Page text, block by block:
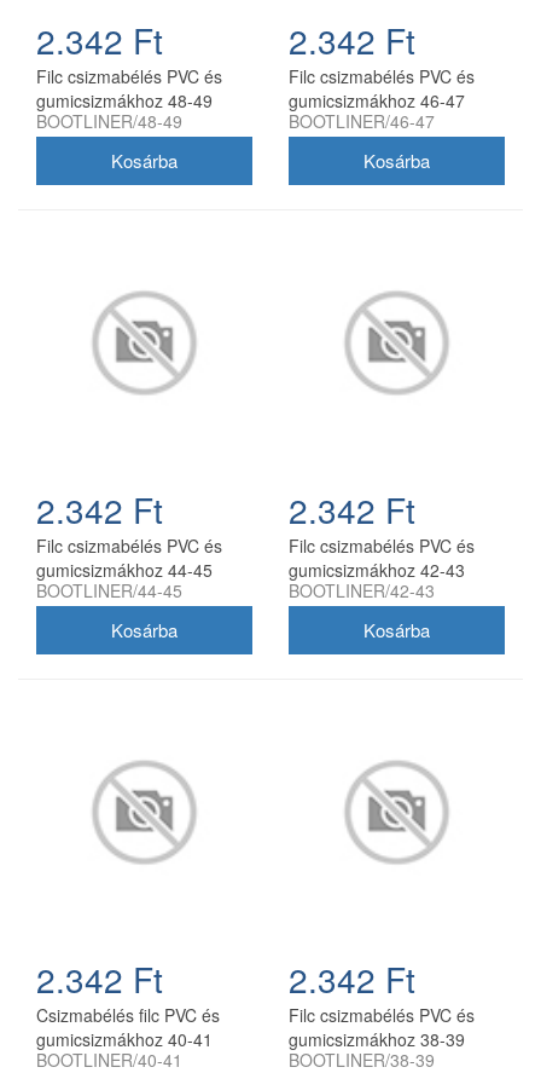
2.342 Ft
Filc csizmabélés PVC és
gumicsizmákhoz 48-49
BOOTLINER/48-49
2.342 Ft
Filc csizmabélés PVC és
gumicsizmákhoz 46-47
BOOTLINER/46-47
2.342 Ft
Filc csizmabélés PVC és
gumicsizmákhoz 44-45
BOOTLINER/44-45
2.342 Ft
Filc csizmabélés PVC és
gumicsizmákhoz 42-43
BOOTLINER/42-43
2.342 Ft
Csizmabélés filc PVC és
gumicsizmákhoz 40-41
BOOTLINER/40-41
2.342 Ft
Filc csizmabélés PVC és
gumicsizmákhoz 38-39
BOOTLINER/38-39